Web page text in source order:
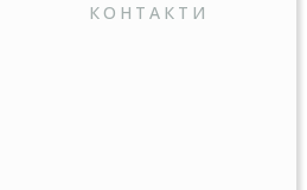
КОНТАКТИ